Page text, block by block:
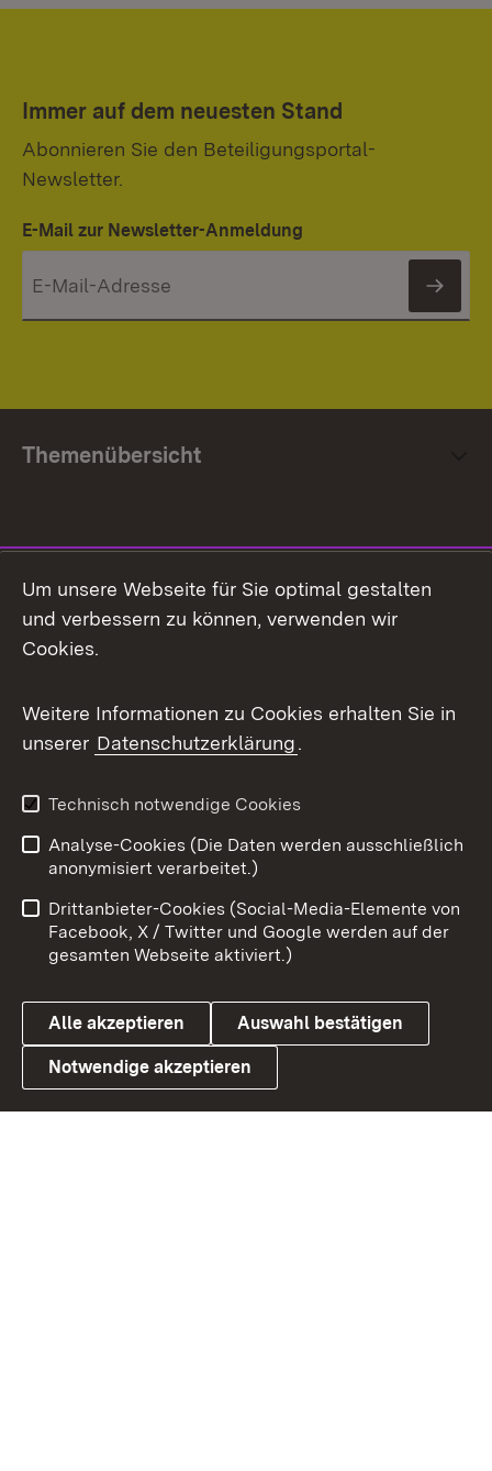
Immer auf dem neuesten Stand
Abonnieren Sie den Beteiligungsportal-
Newsletter.
E-Mail zur Newsletter-Anmeldung
Themenübersicht
Facebook
X / Twitter
Youtube
Link zum Landesportal
Impressum
Kontakt
Barrierefreiheit
Datenschutz
Cookies
Um unsere Webseite für Sie optimal gestalten
und verbessern zu können, verwenden wir
Cookies.
Weitere Informationen zu Cookies erhalten Sie in
unserer Datenschutzerklärung.
Technisch notwendige Cookies
Analyse-Cookies (Die Daten werden ausschließlich
anonymisiert verarbeitet.)
Drittanbieter-Cookies (Social-Media-Elemente von
Facebook, X / Twitter und Google werden auf der
gesamten Webseite aktiviert.)
Alle akzeptieren Auswahl bestätigen
Notwendige akzeptieren